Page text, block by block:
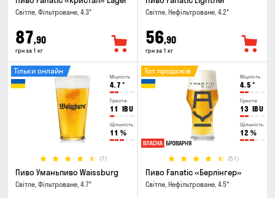
Світле, Фільтроване, 4.3°
87,90
грн за 1 кг
Світле, Нефільтроване, 4.2°
56,90
грн за 1 кг
Міцність
4.7 °
Гіркота
11 IBU
Щільність
11 %
(7)
Тільки онлайн
Пиво Уманьпиво Waissburg
Світле, Фільтроване, 4.7°
Міцність
4.5 °
Гіркота
13 IBU
Щільність
12 %
(51)
Топ продажів
Пиво Fanatic «Берлінгер»
Світле, Нефільтроване, 4.5°